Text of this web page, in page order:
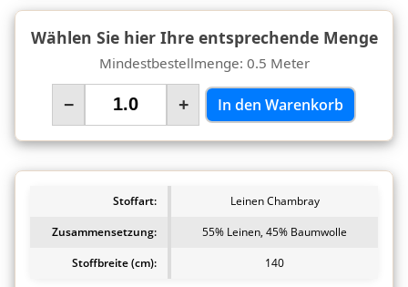
Wählen Sie hier Ihre entsprechende Menge
Mindestbestellmenge: 0.5 Meter
− + In den Warenkorb
Stoffart:
Leinen Chambray
Zusammensetzung:
55% Leinen, 45% Baumwolle
Stoffbreite (cm):
140